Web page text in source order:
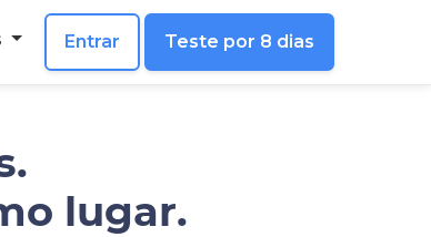
Entrar Teste por 8 dias
lugar.